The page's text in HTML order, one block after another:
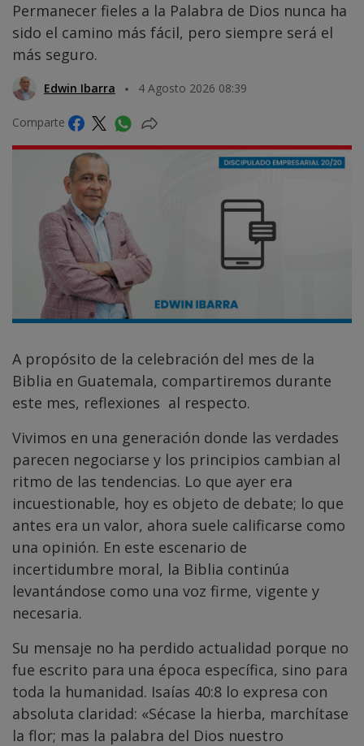
Permanecer fieles a la Palabra de Dios nunca ha
sido el camino más fácil, pero siempre será el
más seguro.
Edwin Ibarra 4 Agosto 2026 08:39
Comparte
A propósito de la celebración del mes de la
Biblia en Guatemala, compartiremos durante
este mes, reflexiones al respecto.
Vivimos en una generación donde las verdades
parecen negociarse y los principios cambian al
ritmo de las tendencias. Lo que ayer era
incuestionable, hoy es objeto de debate; lo que
antes era un valor, ahora suele calificarse como
una opinión. En este escenario de
incertidumbre moral, la Biblia continúa
levantándose como una voz firme, vigente y
necesaria.
Su mensaje no ha perdido actualidad porque no
fue escrito para una época específica, sino para
toda la humanidad. Isaías 40:8 lo expresa con
absoluta claridad: «Sécase la hierba, marchítase
la flor; mas la palabra del Dios nuestro